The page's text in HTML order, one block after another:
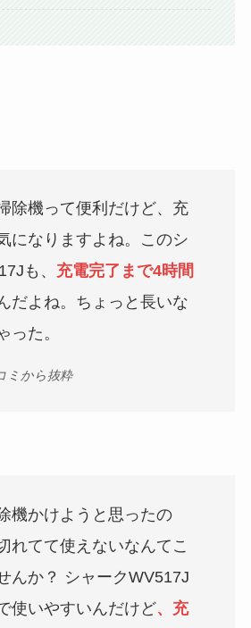
除機って便利だけど、充
になりますよね。このシ
も、 充電完了まで4時間
だよね。ちょっと長いな
った。
ミから抜粋
機かけようと思ったの
れてて使えないなんてこ
んか？ シャークWV517J
使いやすいんだけど、充